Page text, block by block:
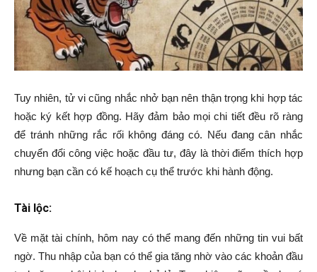
Tuy nhiên, tử vi cũng nhắc nhở bạn nên thận trọng khi hợp tác
hoặc ký kết hợp đồng. Hãy đảm bảo mọi chi tiết đều rõ ràng
để tránh những rắc rối không đáng có. Nếu đang cân nhắc
chuyển đổi công việc hoặc đầu tư, đây là thời điểm thích hợp
nhưng bạn cần có kế hoạch cụ thể trước khi hành động.
Tài lộc:
Về mặt tài chính, hôm nay có thể mang đến những tin vui bất
ngờ. Thu nhập của bạn có thể gia tăng nhờ vào các khoản đầu